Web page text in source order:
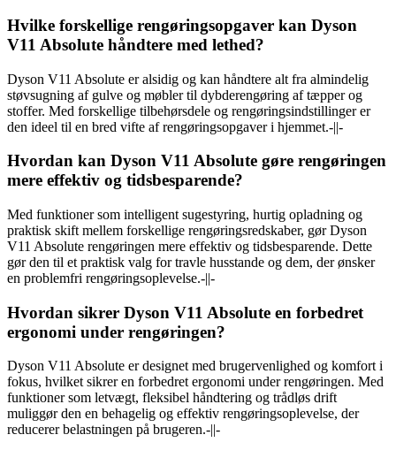
Hvilke forskellige rengøringsopgaver kan Dyson
V11 Absolute håndtere med lethed?
Dyson V11 Absolute er alsidig og kan håndtere alt fra almindelig
støvsugning af gulve og møbler til dybderengøring af tæpper og
stoffer. Med forskellige tilbehørsdele og rengøringsindstillinger er
den ideel til en bred vifte af rengøringsopgaver i hjemmet.-||-
Hvordan kan Dyson V11 Absolute gøre rengøringen
mere effektiv og tidsbesparende?
Med funktioner som intelligent sugestyring, hurtig opladning og
praktisk skift mellem forskellige rengøringsredskaber, gør Dyson
V11 Absolute rengøringen mere effektiv og tidsbesparende. Dette
gør den til et praktisk valg for travle husstande og dem, der ønsker
en problemfri rengøringsoplevelse.-||-
Hvordan sikrer Dyson V11 Absolute en forbedret
ergonomi under rengøringen?
Dyson V11 Absolute er designet med brugervenlighed og komfort i
fokus, hvilket sikrer en forbedret ergonomi under rengøringen. Med
funktioner som letvægt, fleksibel håndtering og trådløs drift
muliggør den en behagelig og effektiv rengøringsoplevelse, der
reducerer belastningen på brugeren.-||-